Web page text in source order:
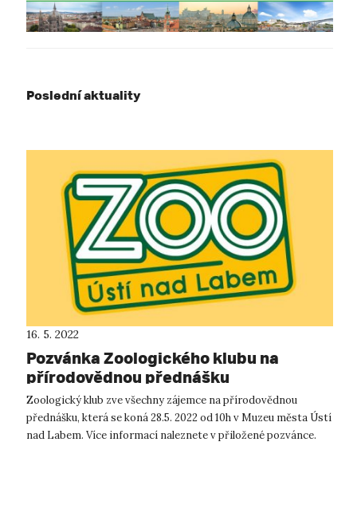
Poslední aktuality
16. 5. 2022
Pozvánka Zoologického klubu na
přírodovědnou přednášku
Zoologický klub zve všechny zájemce na přírodovědnou
přednášku, která se koná 28.5. 2022 od 10h v Muzeu města Ústí
nad Labem. Více informací naleznete v přiložené pozvánce.